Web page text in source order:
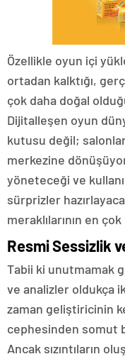
Özellikle oyun içi
ortadan kalktığı,
çok daha doğal
Dijitalleşen oyun
kutusu değil;
merkezine
yöneteceği ve
sürprizler
meraklılarının en
Resmi Sessizlik
Tabii ki unutmamak
ve analizler oldukça
zaman geliştiricinin
cephesinden somut
Ancak sızıntıların